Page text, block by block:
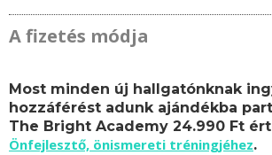
A fizetés módja
Most minden új hallgatónknak
hozzáférést adunk ajándékba
The Bright Academy 24.990 Ft
Önfejlesztő, önismereti tréningjéhez.